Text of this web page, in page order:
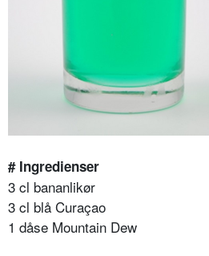
# Ingredienser
3 cl bananlikør
3 cl blå Curaçao
1 dåse Mountain Dew